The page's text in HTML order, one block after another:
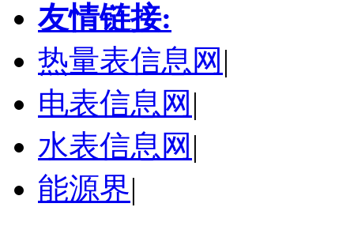
友情链接:
热量表信息网 |
电表信息网 |
水表信息网 |
能源界|